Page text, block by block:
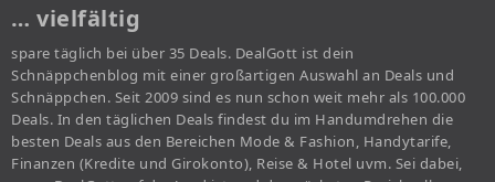
… vielfältig
spare täglich bei über 35 Deals. DealGott ist dein
Schnäppchenblog mit einer großartigen Auswahl an Deals und
Schnäppchen. Seit 2009 sind es nun schon weit mehr als 100.000
Deals. In den täglichen Deals findest du im Handumdrehen die
besten Deals aus den Bereichen Mode & Fashion, Handytarife,
Finanzen (Kredite und Girokonto), Reise & Hotel uvm. Sei dabei,